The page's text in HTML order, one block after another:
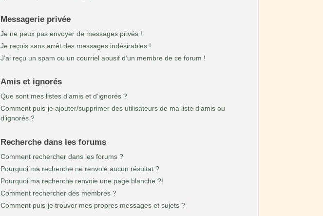
Messagerie privée
Je ne peux pas envoyer de messages privés !
Je reçois sans arrêt des messages indésirables !
J’ai reçu un spam ou un courriel abusif d’un membre de ce forum !
Amis et ignorés
Que sont mes listes d’amis et d’ignorés ?
Comment puis-je ajouter/supprimer des utilisateurs de ma liste d’amis ou
d’ignorés ?
Recherche dans les forums
Comment rechercher dans les forums ?
Pourquoi ma recherche ne renvoie aucun résultat ?
Pourquoi ma recherche renvoie une page blanche ?!
Comment rechercher des membres ?
Comment puis-je trouver mes propres messages et sujets ?